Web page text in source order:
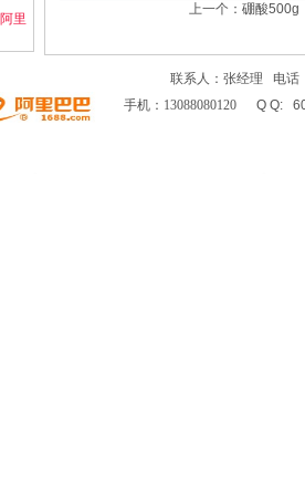
阿里
上一个： 硼酸500g
联系人：张经理 电
手机： 13088080120 Q Q: